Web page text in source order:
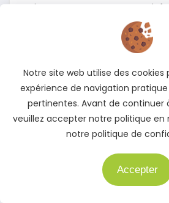
Suivez-nous sur X pour rester
offres
Accédez à notre
Notre site web utilise des
expérience de navigation
pertinentes. Avant de continuer
veuillez accepter notre politique en
notre politique de
Accepter